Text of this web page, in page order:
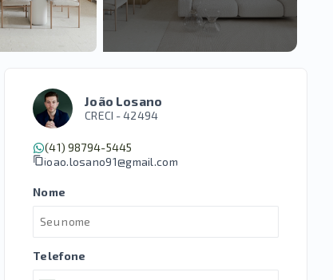
João Losano
CRECI -42494
(41) 98794-5445
joao.losano91@gmail.com
Nome
Telefone